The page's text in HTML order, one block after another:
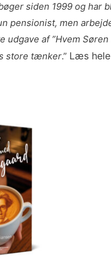
siden 1999 og har
pensionist, men
af ”Hvem
store tænker.” Læs